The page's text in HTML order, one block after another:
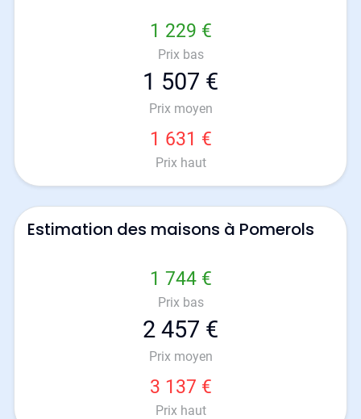
1 229 €
Prix bas
1 507 €
Prix moyen
1 631 €
Prix haut
Estimation des maisons à Pomerols
1 744 €
Prix bas
2 457 €
Prix moyen
3 137 €
Prix haut